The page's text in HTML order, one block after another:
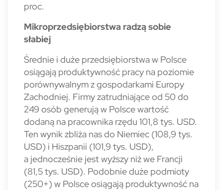
proc.
Mikroprzedsiębiorstwa radzą sobie
słabiej
Średnie i duże przedsiębiorstwa w Polsce
osiągają produktywność pracy na poziomie
porównywalnym z gospodarkami Europy
Zachod­niej. Firmy zatrudniające od 50 do
249 osób gene­rują w Polsce wartość
dodaną na pracownika rzędu 101,8 tys. USD.
Ten wynik zbliża nas do Niemiec (108,9 tys.
USD) i Hiszpanii (101,9 tys. USD),
a jednocześnie jest wyższy niż we Francji
(81,5 tys. USD). Podobnie duże pod­mioty
(250+) w Polsce osiągają produktywność na